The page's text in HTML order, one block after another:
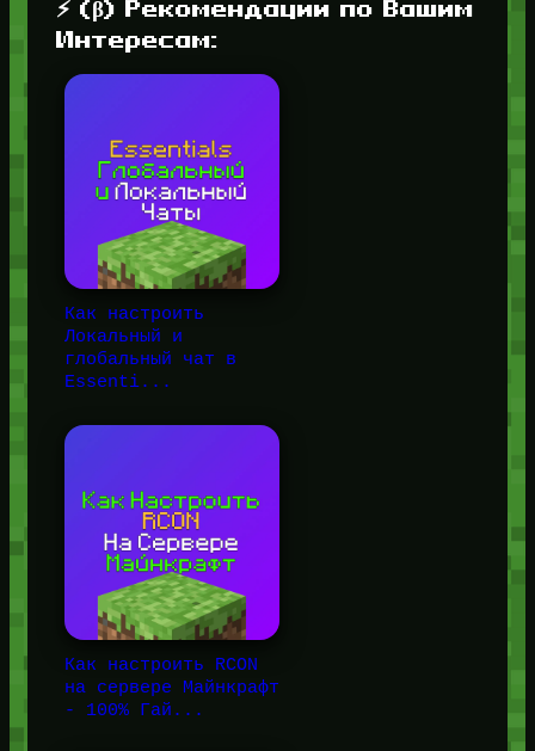
⚡ (β) Рекомендации по Вашим
Интересам:
Как настроить
Локальный и
глобальный чат в
Essenti...
Как настроить RCON
на сервере Майнкрафт
- 100% Гай...